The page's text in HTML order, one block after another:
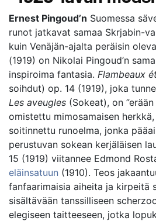
Ernest Pingoud’n Suomessa
runot jatkavat samaa Skrjabin-
kuin Venäjän-ajalta peräisin
(1919) on Nikolai Pingoud’n
inspiroima fantasia. Flambeaux
soihdut) op. 14 (1919), joka
Les aveugles (Sokeat), on
omistettu mimosamaisen
soitinnettu runoelma, jonka
perustuvan sokean kerjäläisen
15 (1919) viitannee Edmond
eläinsatuun (1910). Teos
fanfaarimaisia aiheita ja kirpeitä
sisältävään tanssilliseen
elegiseen taitteeseen, jotka